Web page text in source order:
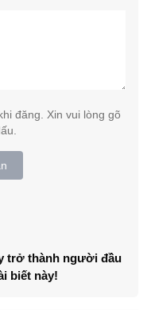
đăng. Xin vui lòng gõ
trở thành người đầu
biết này!